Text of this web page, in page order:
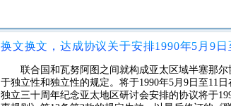
联合国和瓦努阿图之间就构成亚太区域半塞那
于独立性和独立性的规定。将于1990年5月9日至11
独立三十周年纪念亚太地区研讨会安排的协议将于